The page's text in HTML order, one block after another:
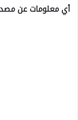
أي معلومات عن